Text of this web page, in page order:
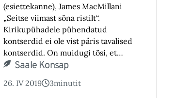
(esiettekanne), James MacMillani
„Seitse viimast sõna ristilt“.
Kirikupühadele pühendatud
kontserdid ei ole vist päris tavalised
kontserdid. On muidugi tõsi, et…
Saale Konsap
26. IV 2019 3minutit